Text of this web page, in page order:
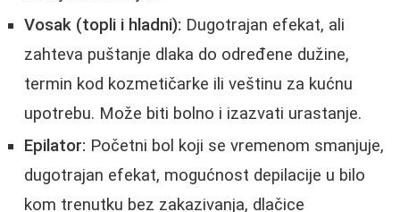
Vosak (topli i hladni): Dugotrajan efekat, ali
zahteva puštanje dlaka do određene dužine,
termin kod kozmetičarke ili veštinu za kućnu
upotrebu. Može biti bolno i izazvati urastanje.
Epilator: Početni bol koji se vremenom smanjuje,
dugotrajan efekat, mogućnost depilacije u bilo
kom trenutku bez zakazivanja, dlačice